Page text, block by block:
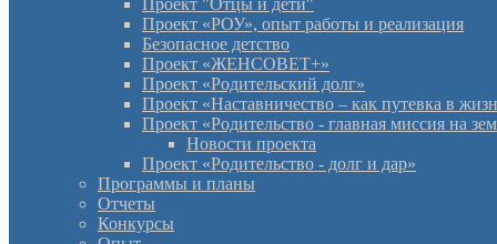
Проект "Отцы и дети"
Проект «РОУ», опыт работы и реализация
Безопасное детство
Проект «ЖЕНСОВЕТ+»
Проект «Родительский долг»
Проект «Наставничество – как путевка в
Проект «Родительство - главная миссия на
Новости проекта
Проект «Родительство - долг и дар»
Программы и планы
Отчеты
Конкурсы